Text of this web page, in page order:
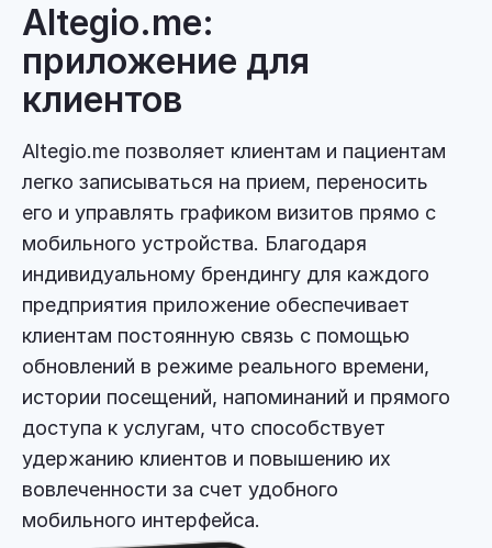
Altegio.me:
приложение для
клиентов
Altegio.me позволяет клиентам и пациентам
легко записываться на прием, переносить
его и управлять графиком визитов прямо с
мобильного устройства. Благодаря
индивидуальному брендингу для каждого
предприятия приложение обеспечивает
клиентам постоянную связь с помощью
обновлений в режиме реального времени,
истории посещений, напоминаний и прямого
доступа к услугам, что способствует
удержанию клиентов и повышению их
вовлеченности за счет удобного
мобильного интерфейса.